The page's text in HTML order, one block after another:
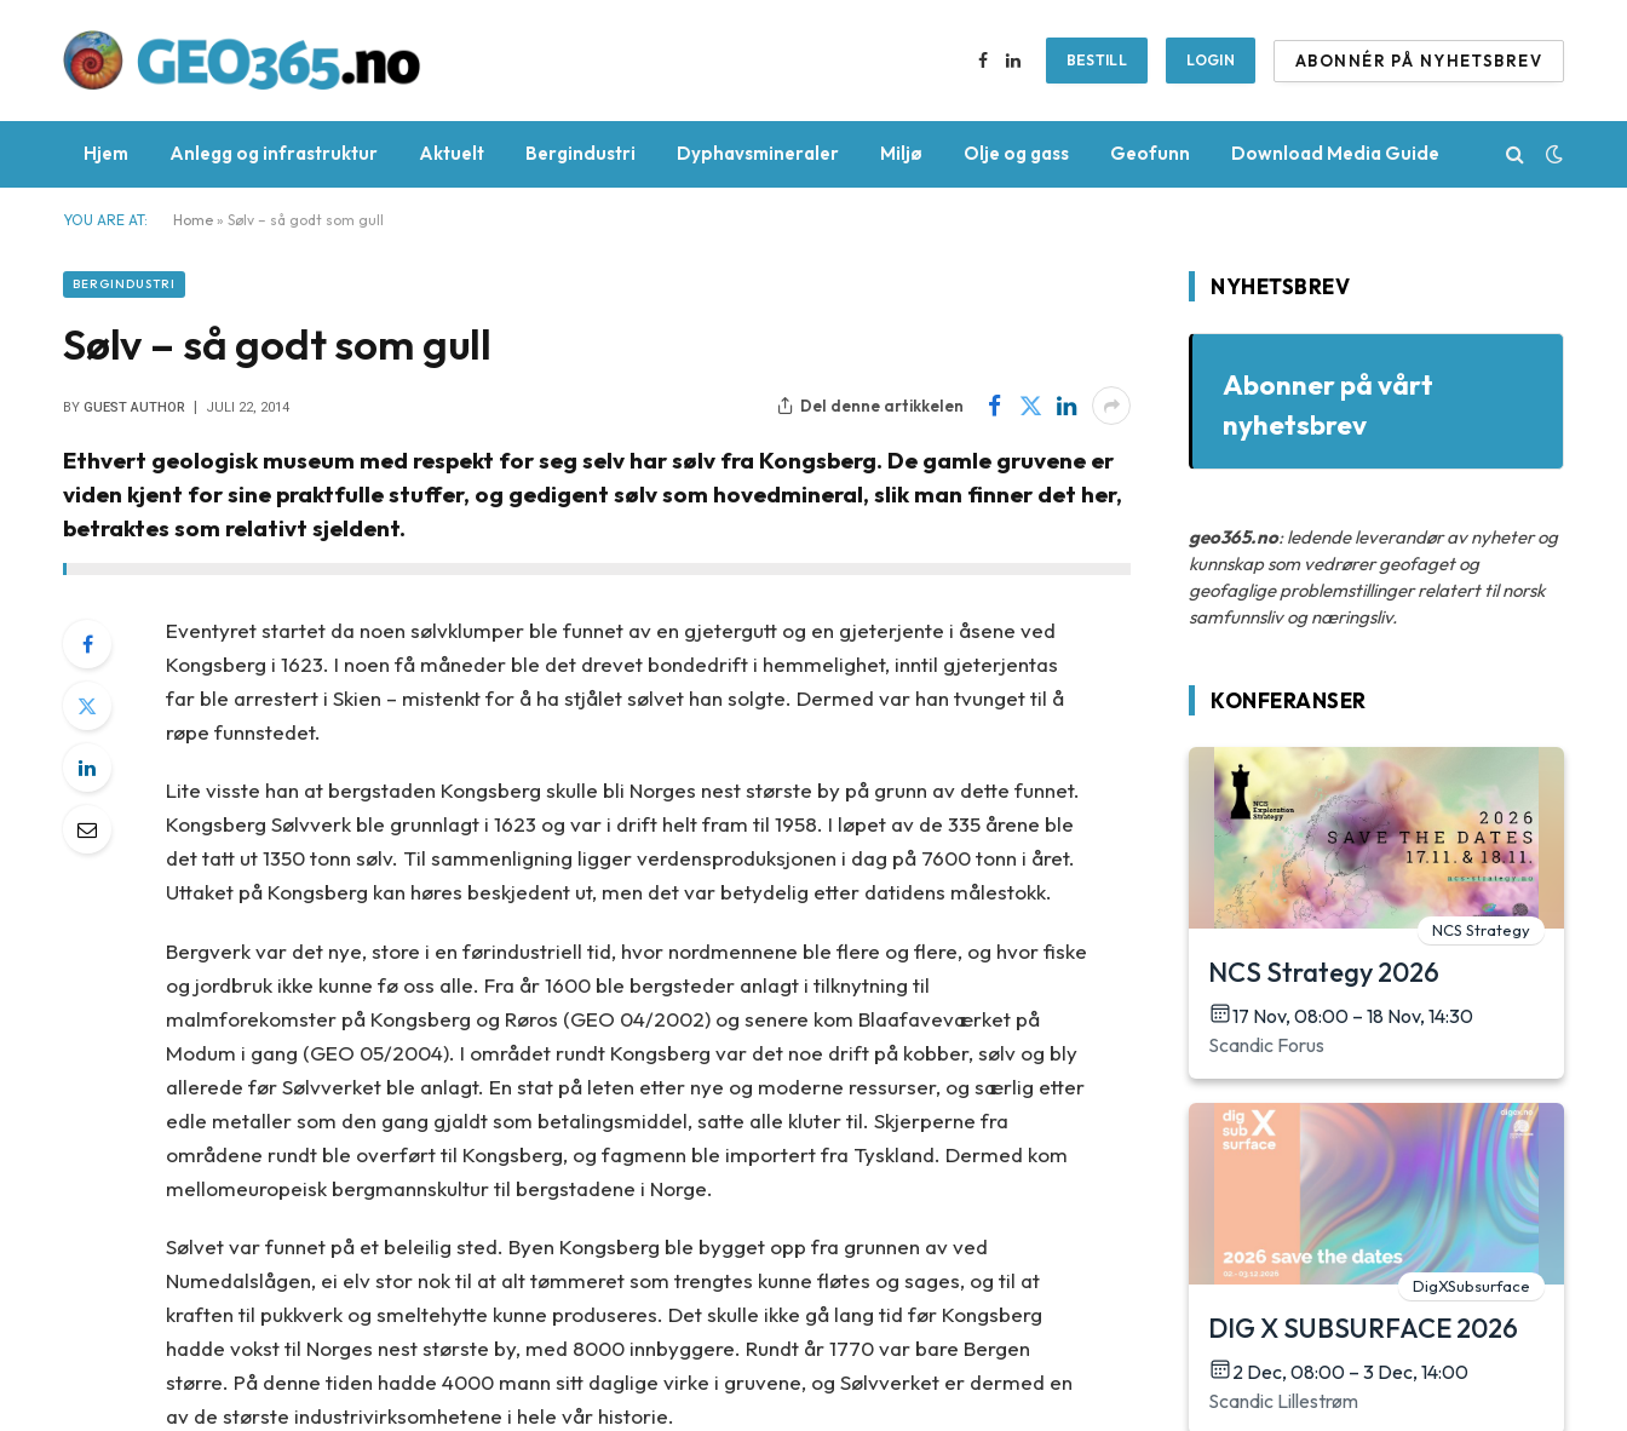
Facebook
LinkedInBESTILL LOGIN ABONNÉR PÅ NYHETSBREV
Hjem Anlegg og infrastruktur Aktuelt Bergindustri Dyphavsmineraler Miljø Olje og gass Geofunn Download Media Guide
YOU ARE AT: Home » Sølv – så godt som gull
BERGINDUSTRI
Sølv – så godt som gull
BY GUEST AUTHOR JULI 22, 2014 Del denne artikkelen
Ethvert geologisk museum med respekt for seg selv har sølv fra Kongsberg. De gamle gruvene er
viden kjent for sine praktfulle stuffer, og gedigent sølv som hovedmineral, slik man finner det her,
betraktes som relativt sjeldent.
Eventyret startet da noen sølvklumper ble funnet av en gjetergutt og en gjeterjente i åsene ved
Kongsberg i 1623. I noen få måneder ble det drevet bondedrift i hemmelighet, inntil gjeterjentas
far ble arrestert i Skien – mistenkt for å ha stjålet sølvet han solgte. Dermed var han tvunget til å
røpe funnstedet.
Lite visste han at bergstaden Kongsberg skulle bli Norges nest største by på grunn av dette funnet.
Kongsberg Sølvverk ble grunnlagt i 1623 og var i drift helt fram til 1958. I løpet av de 335 årene ble
det tatt ut 1350 tonn sølv. Til sammenligning ligger verdensproduksjonen i dag på 7600 tonn i året.
Uttaket på Kongsberg kan høres beskjedent ut, men det var betydelig etter datidens målestokk.
Bergverk var det nye, store i en førindustriell tid, hvor nordmennene ble flere og flere, og hvor fiske
og jordbruk ikke kunne fø oss alle. Fra år 1600 ble bergsteder anlagt i tilknytning til
malmforekomster på Kongsberg og Røros (GEO 04/2002) og senere kom Blaafaveværket på
Modum i gang (GEO 05/2004). I området rundt Kongsberg var det noe drift på kobber, sølv og bly
allerede før Sølvverket ble anlagt. En stat på leten etter nye og moderne ressurser, og særlig etter
edle metaller som den gang gjaldt som betalingsmiddel, satte alle kluter til. Skjerperne fra
områdene rundt ble overført til Kongsberg, og fagmenn ble importert fra Tyskland. Dermed kom
mellomeuropeisk bergmannskultur til bergstadene i Norge.
Sølvet var funnet på et beleilig sted. Byen Kongsberg ble bygget opp fra grunnen av ved
Numedalslågen, ei elv stor nok til at alt tømmeret som trengtes kunne fløtes og sages, og til at
kraften til pukkverk og smeltehytte kunne produseres. Det skulle ikke gå lang tid før Kongsberg
hadde vokst til Norges nest største by, med 8000 innbyggere. Rundt år 1770 var bare Bergen
større. På denne tiden hadde 4000 mann sitt daglige virke i gruvene, og Sølvverket er dermed en
av de største industrivirksomhetene i hele vår historie.
NYHETSBREV
Abonner på vårt
nyhetsbrev
geo365.no: ledende leverandør av nyheter og
kunnskap som vedrører geofaget og
geofaglige problemstillinger relatert til norsk
samfunnsliv og næringsliv.
KONFERANSER
NCS Strategy
NCS Strategy 2026
17 Nov, 08:00 – 18 Nov, 14:30
Scandic Forus
DigXSubsurface
DIG X SUBSURFACE 2026
2 Dec, 08:00 – 3 Dec, 14:00
Scandic Lillestrøm